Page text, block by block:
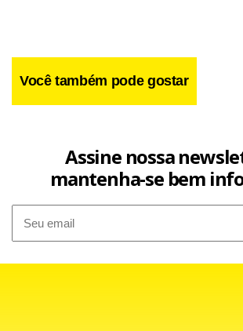
Você também pode gostar
Assine nossa
mantenha-se bem